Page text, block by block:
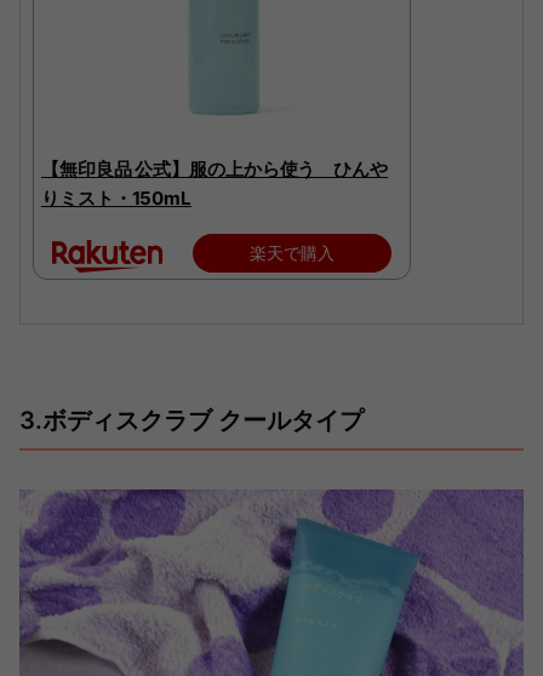
【無印良品 公式】服の上から使う ひんや
りミスト・150mL
楽天で購入
3.ボディスクラブ クールタイプ